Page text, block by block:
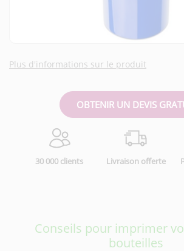
Plus d'informations sur le produit
OBTENIR UN DEVIS
30 000 clients Livraison offerte
Conseils pour imprimer
bouteilles